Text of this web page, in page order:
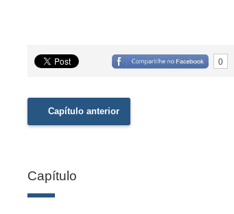
0
Capítulo anterior
Capítulo